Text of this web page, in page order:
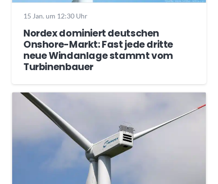
15 Jan. um 12:30 Uhr
Nordex dominiert deutschen
Onshore-Markt: Fast jede dritte
neue Windanlage stammt vom
Turbinenbauer